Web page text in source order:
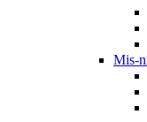
Mis-